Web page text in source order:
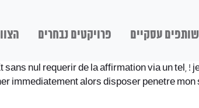
עסקיים פרויקטים נבחרים
sans nul requerir de la affirmation via un tel,
immediatement alors disposer penetre